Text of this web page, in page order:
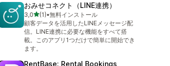
おみせコネクト（LINE連携）
3,0stelle su 5
(1)
1 recensioni totali
•無料インストール
顧客データを活用したLINEメッセージ配
信。LINE連携に必要な機能をすべて搭
載。このアプリ1つだけで簡単に開始でき
ます。
RentBase: Rental Bookings